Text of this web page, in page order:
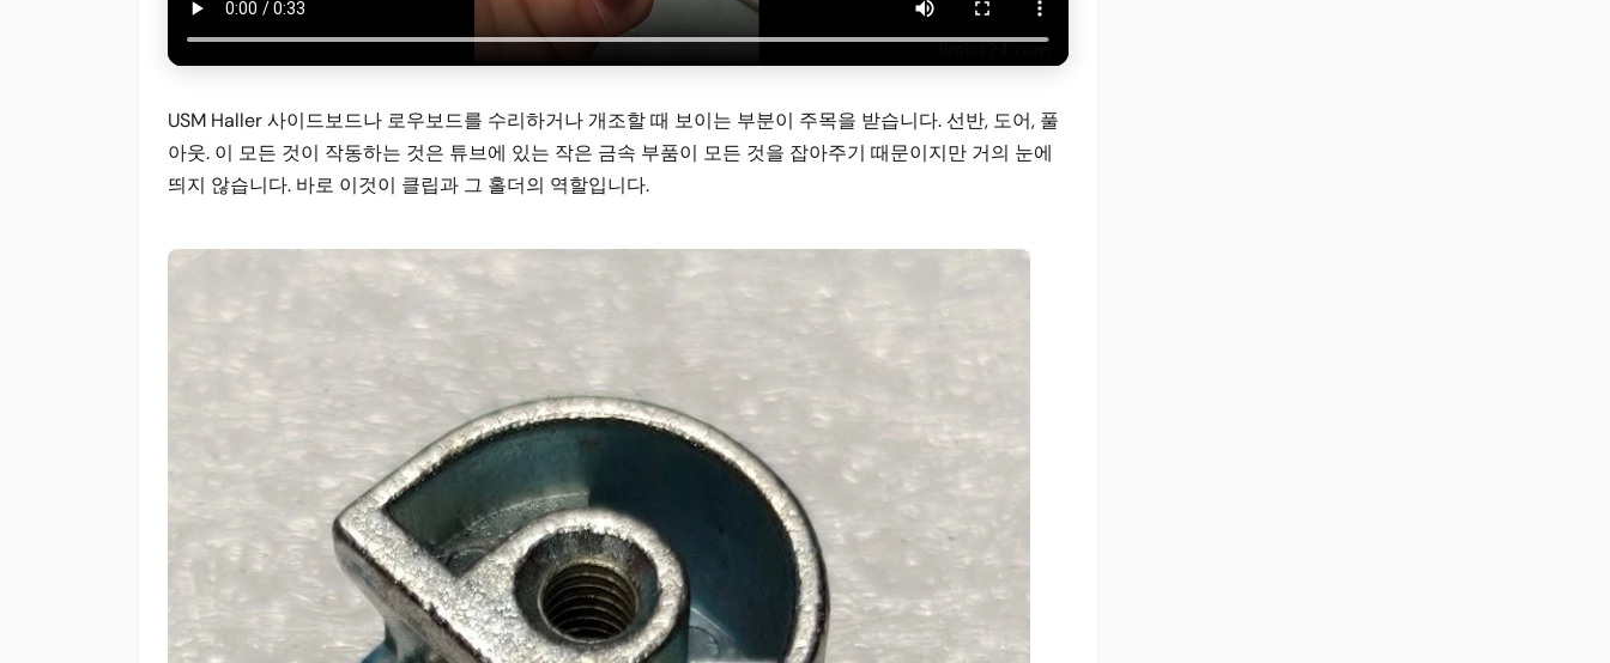
USM Haller 사이드보드나 로우보드를 수리하거나 개조할 때 보이는 부분이 주목을 받습니다. 선반, 도어, 풀
아웃. 이 모든 것이 작동하는 것은 튜브에 있는 작은 금속 부품이 모든 것을 잡아주기 때문이지만 거의 눈에
띄지 않습니다. 바로 이것이 클립과 그 홀더의 역할입니다.